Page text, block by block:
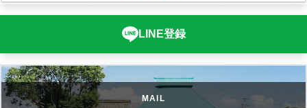
LINE登録
MAIL